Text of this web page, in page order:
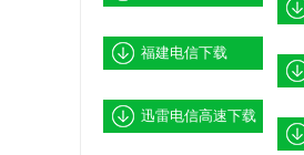
福建电信下载
迅雷电信高速下载